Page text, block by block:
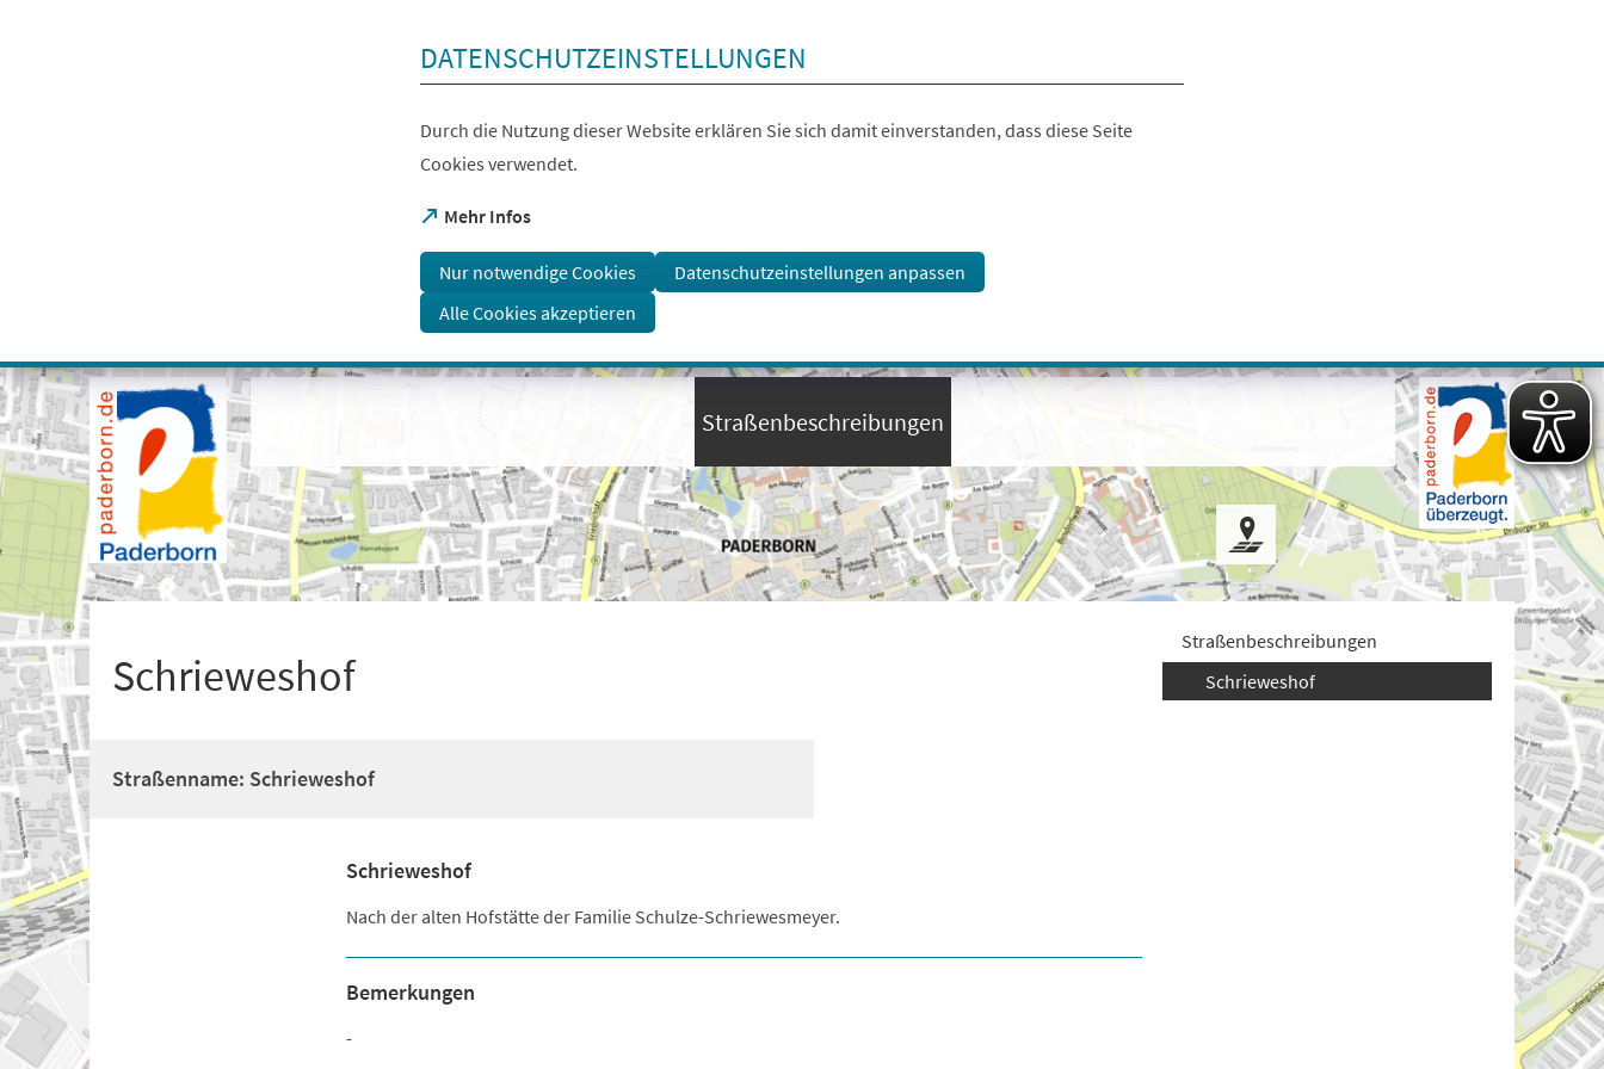
Visuelle
Assistenzsoftware
öffnen.
Mit
der
Tastatur
erreichbar
über
+
DATENSCHUTZEINSTELLUNGEN
Durch die Nutzung dieser Website erklären Sie sich damit einverstanden, dass diese Seite
Cookies verwendet.
Mehr Infos
(Öffnet
einem
neuen
Tab)
Nur notwendige Cookies
Datenschutzeinstellungen anpassen
Alle Cookies akzeptieren
Straßenbeschreibungen
Schrieweshof
Straßenname: Schrieweshof
Schrieweshof
Nach der alten Hofstätte der Familie Schulze-Schriewesmeyer.
Bemerkungen
-
Straßenbeschreibungen
Schrieweshof